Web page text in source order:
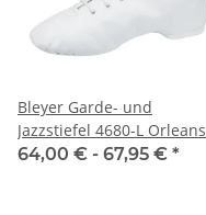
Bleyer Garde- und
Jazzstiefel 4680-L Orleans
(niedriger Schaft)
64,00 € - 67,95 € *